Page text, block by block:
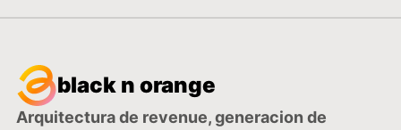
black n orange
Arquitectura de revenue, generacion de